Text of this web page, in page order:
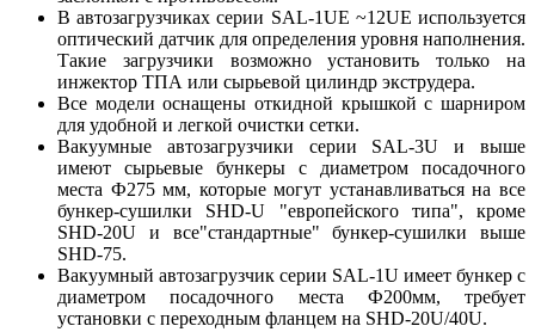
В автозагрузчиках серии SAL-1UЕ ~12UЕ используется
оптический датчик для определения уровня наполнения.
Такие загрузчики возможно установить только на
инжектор ТПА или сырьевой цилиндр экструдера.
Все модели оснащены откидной крышкой с шарниром
для удобной и легкой очистки сетки.
Вакуумные автозагрузчики серии SAL-3U и выше
имеют сырьевые бункеры с диаметром посадочного
места Ф275 мм, которые могут устанавливаться на все
бункер-сушилки SHD-U "европейского типа", кроме
SHD-20U и все"стандартные" бункер-сушилки выше
SHD-75.
Вакуумный автозагрузчик серии SAL-1U имеет бункер с
диаметром посадочного места Ф200мм, требует
установки с переходным фланцем на SHD-20U/40U.